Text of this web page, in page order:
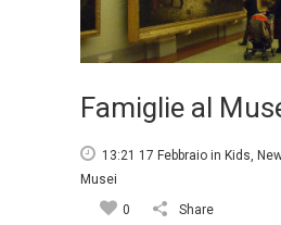
Famiglie al
13:21 17 Febbraio in Kids,
Musei
0
Share